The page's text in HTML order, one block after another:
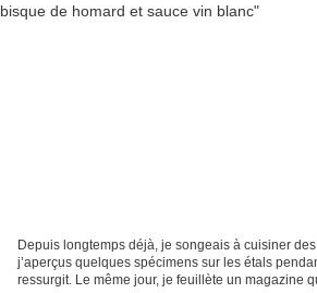
Depuis longtemps déjà, je songeais à cuisiner
j’aperçus quelques spécimens sur les étals
ressurgit. Le même jour, je feuillète un magazine